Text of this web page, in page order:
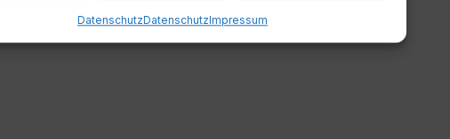
DatenschutzDatenschutzImpressum